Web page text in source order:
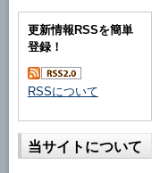
更新情報RSSを簡単
登録！
RSSについて
当サイトについて